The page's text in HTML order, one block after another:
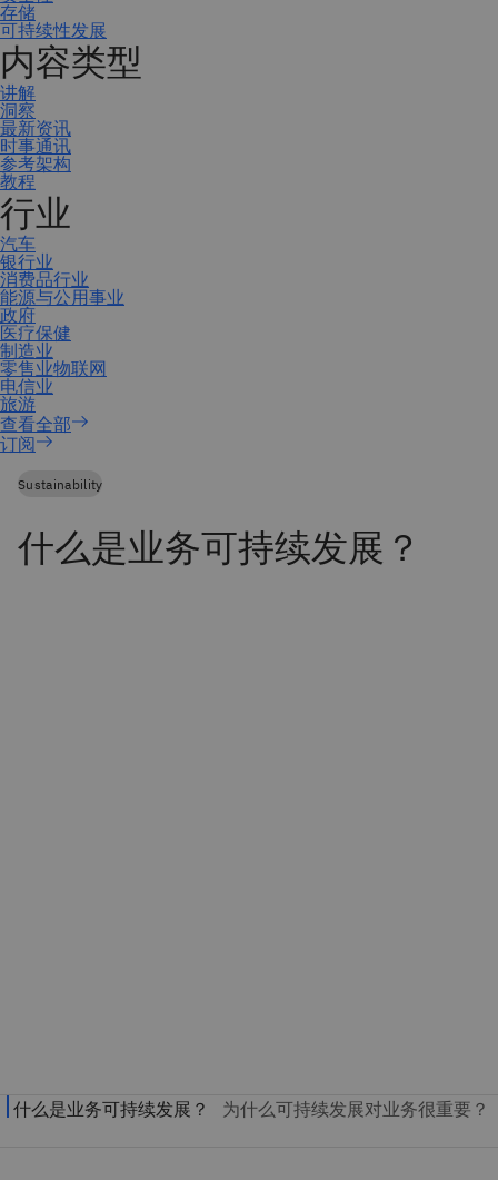
订阅
Sustainability
什么是业务可持续发展？